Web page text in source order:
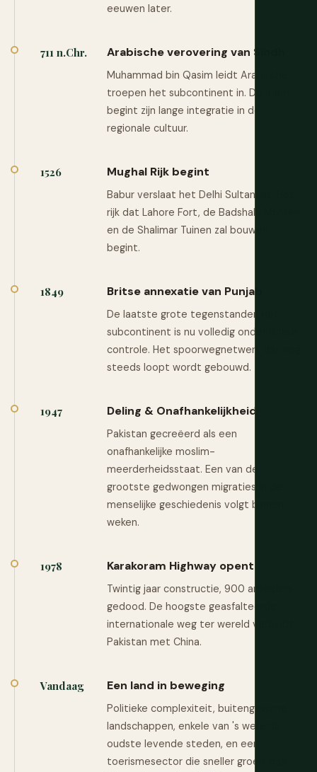
eeuwen later.
711 n.Chr. Arabische verovering van Sindh
Muhammad bin Qasim leidt Arabische
troepen het subcontinent in. De islam
begint zijn lange integratie in de
regionale cultuur.
1526 Mughal Rijk begint
Babur verslaat het Delhi Sultanaat. Het
rijk dat Lahore Fort, de Badshahi Moskee
en de Shalimar Tuinen zal bouwen
begint.
1849 Britse annexatie van Punjab
De laatste grote tegenstander. Het
subcontinent is nu volledig onder Britse
controle. Het spoorwegnetwerk dat nog
steeds loopt wordt gebouwd.
1947 Deling & Onafhankelijkheid
Pakistan gecreëerd als een
onafhankelijke moslim-
meerderheidsstaat. Een van de
grootste gedwongen migraties in de
menselijke geschiedenis volgt binnen
weken.
1978 Karakoram Highway opent
Twintig jaar constructie, 900 arbeiders
gedood. De hoogste geasfalteerde
internationale weg ter wereld verbindt
Pakistan met China.
Vandaag Een land in beweging
Politieke complexiteit, buitengewone
landschappen, enkele van 's werelds
oudste levende steden, en een
toerismesector die sneller groeit dan